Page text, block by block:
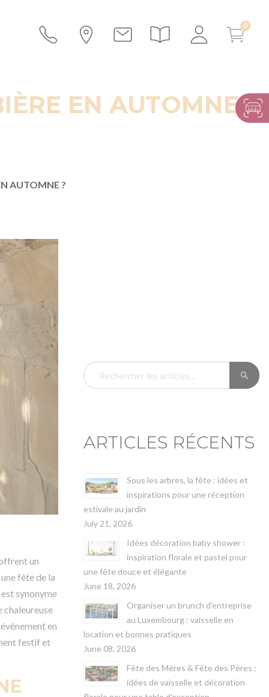
EN AUTOMNE ?
AUTOMNE ?
un
fête de la
synonyme
en
festif et
RECHERCHER
ARTICLES RÉCENTS
Sous les arbres, la fête : idées et
inspirations pour une réception
estivale au jardin
July 21, 2026
Idées décoration baby shower :
inspiration florale et pastel pour
une fête douce et élégante
June 18, 2026
Organiser un brunch d'entreprise
au Luxembourg : vaisselle en
location et bonnes pratiques
June 08, 2026
Fête des Mères & Fête des Pères :
idées de vaisselle et décoration